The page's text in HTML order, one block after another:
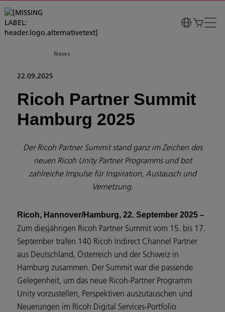
News
22.09.2025
Ricoh Partner Summit
Hamburg 2025
Der Ricoh Partner Summit stand ganz im Zeichen des
neuen Ricoh Unity Partner Programms und bot
zahlreiche Impulse für Inspiration, Austausch und
Vernetzung.
Ricoh, Hannover/Hamburg, 22. September 2025 –
Zum diesjährigen Ricoh Partner Summit vom 15. bis 17.
September trafen 140 Ricoh Indirect Channel Partner
aus Deutschland, Österreich und der Schweiz in
Hamburg zusammen. Der Summit war die passende
Gelegenheit, um das neue Ricoh-Partner Programm
Unity vorzustellen, Perspektiven auszutauschen und
Neuerungen im Ricoh Digital Services-Portfolio